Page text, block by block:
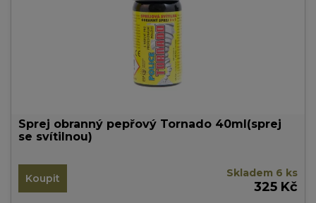
Sprej obranný pepřový Tornado 40ml(sprej
se svítilnou)
Koupit Skladem 6 ks
325 Kč